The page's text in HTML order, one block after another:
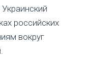
российских
вокруг